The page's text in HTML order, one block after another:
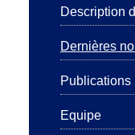
Description
Dernières
Publications
Equipe